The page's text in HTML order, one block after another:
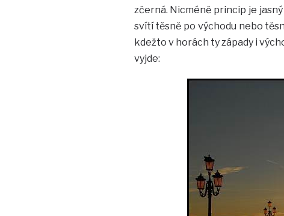
zčerná. Nicméně princip je
svítí těsně po východu nebo
kdežto v horách ty západy i
vyjde: